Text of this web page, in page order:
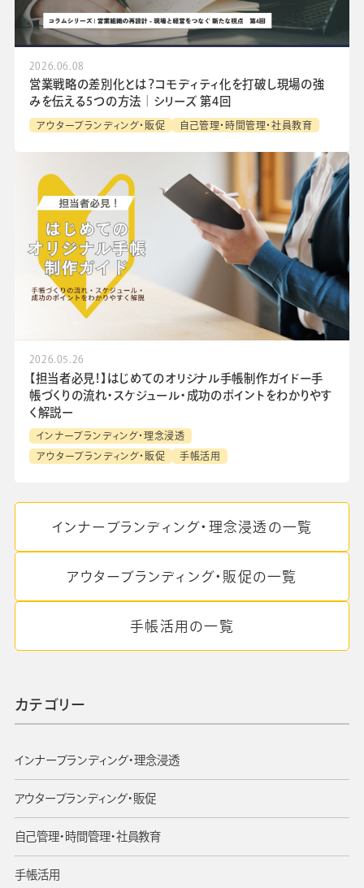
2026.06.08
営業戦略の差別化とは？コモディティ化を打破し現場の強
みを伝える5つの方法│シリーズ 第4回
アウターブランディング・販促 自己管理・時間管理・社員教育
2026.05.26
【担当者必見！】はじめてのオリジナル手帳制作ガイドー手
帳づくりの流れ・スケジュール・成功のポイントをわかりやす
く解説ー
インナーブランディング・理念浸透
アウターブランディング・販促 手帳活用
インナーブランディング・理念浸透の一覧
アウターブランディング・販促の一覧
手帳活用の一覧
カテゴリー
インナーブランディング・理念浸透
アウターブランディング・販促
自己管理・時間管理・社員教育
手帳活用